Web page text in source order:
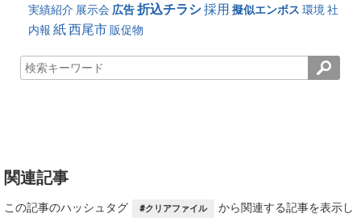
実績紹介 展示会 広告折込チラシ採用 擬似エンボス 環境 社
内報 紙西尾市販促物
関連記事
この記事のハッシュタグ #クリアファイル
から関連する記事を表示し